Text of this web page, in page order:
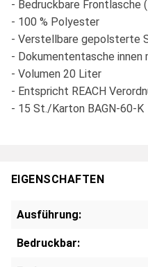
- Bedruckbare Frontlasche
- 100 % Polyester
- Verstellbare gepolsterte
- Dokumententasche innen
- Volumen 20 Liter
- Entspricht REACH
- 15 St./Karton BAGN-60-K
EIGENSCHAFTEN
Ausführung:
Bedruckbar: